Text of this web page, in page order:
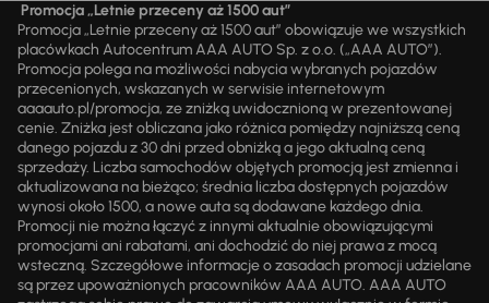
Promocja „Letnie przeceny aż 1500 aut”
Promocja „Letnie przeceny aż 1500 aut” obowiązuje we wszystkich
placówkach Autocentrum AAA AUTO Sp. z o.o. („AAA AUTO”).
Promocja polega na możliwości nabycia wybranych pojazdów
przecenionych, wskazanych w serwisie internetowym
aaaauto.pl/promocja, ze zniżką uwidocznioną w prezentowanej
cenie. Zniżka jest obliczana jako różnica pomiędzy najniższą ceną
danego pojazdu z 30 dni przed obniżką a jego aktualną ceną
sprzedaży. Liczba samochodów objętych promocją jest zmienna i
aktualizowana na bieżąco; średnia liczba dostępnych pojazdów
wynosi około 1500, a nowe auta są dodawane każdego dnia.
Promocji nie można łączyć z innymi aktualnie obowiązującymi
promocjami ani rabatami, ani dochodzić do niej prawa z mocą
wsteczną. Szczegółowe informacje o zasadach promocji udzielane
są przez upoważnionych pracowników AAA AUTO. AAA AUTO